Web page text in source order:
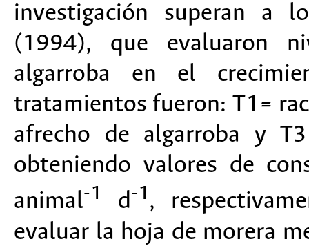
investigación superan a
(1994), que evaluaron
algarroba en el
tratamientos fueron: T1=
afrecho de algarroba y
obteniendo valores de
animal-1 d-1 ,
evaluar la hoja de morera